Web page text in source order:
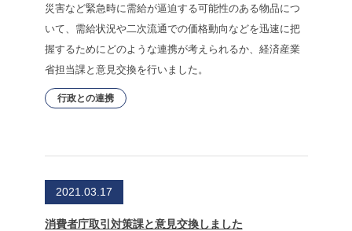
災害など緊急時に需給が逼迫する可能性のある物品につ
いて、需給状況や二次流通での価格動向などを迅速に把
握するためにどのような連携が考えられるか、経済産業
省担当課と意見交換を行いました。
行政との連携
2021.03.17
消費者庁取引対策課と意見交換しました